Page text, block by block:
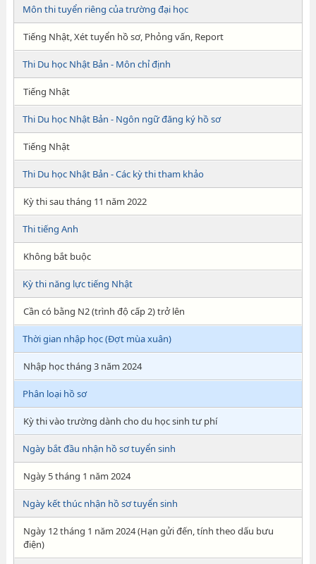
Môn thi tuyển riêng của trường đại học
Tiếng Nhật, Xét tuyển hồ sơ, Phỏng vấn, Report
Thi Du học Nhật Bản - Môn chỉ định
Tiếng Nhật
Thi Du học Nhật Bản - Ngôn ngữ đăng ký hồ sơ
Tiếng Nhật
Thi Du học Nhật Bản - Các kỳ thi tham khảo
Kỳ thi sau tháng 11 năm 2022
Thi tiếng Anh
Không bắt buộc
Kỳ thi năng lực tiếng Nhật
Cần có bằng N2 (trình độ cấp 2) trở lên
Thời gian nhập học (Đợt mùa xuân)
Nhập học tháng 3 năm 2024
Phân loại hồ sơ
Kỳ thi vào trường dành cho du học sinh tư phí
Ngày bắt đầu nhận hồ sơ tuyển sinh
Ngày 5 tháng 1 năm 2024
Ngày kết thúc nhận hồ sơ tuyển sinh
Ngày 12 tháng 1 năm 2024 (Hạn gửi đến, tính theo dấu bưu
điện)